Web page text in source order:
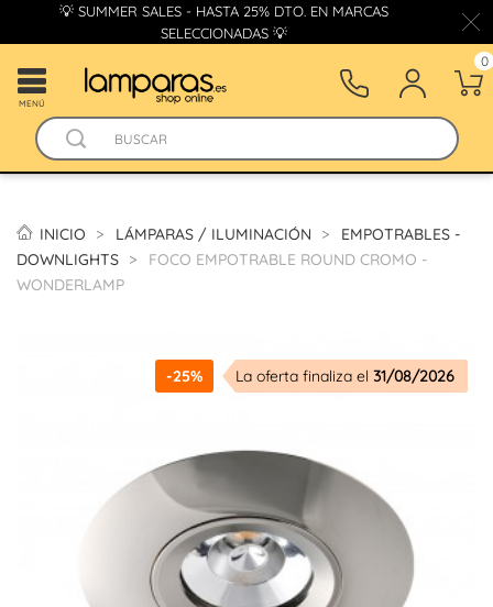
💡 SUMMER SALES - HASTA 25% DTO. EN MARCAS
SELECCIONADAS 💡
MENÚ
0
INICIO LÁMPARAS / ILUMINACIÓN
EMPOTRABLES -
DOWNLIGHTS
FOCO EMPOTRABLE ROUND CROMO -
WONDERLAMP
-25% La oferta finaliza el 31/08/2026